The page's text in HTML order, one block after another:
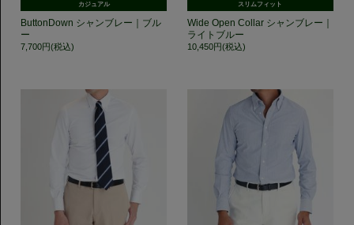
カジュアル
ButtonDown シャンブレー｜ブル
ー
7,700円(税込)
スリムフィット
Wide Open Collar シャンブレー｜
ライトブルー
10,450円(税込)